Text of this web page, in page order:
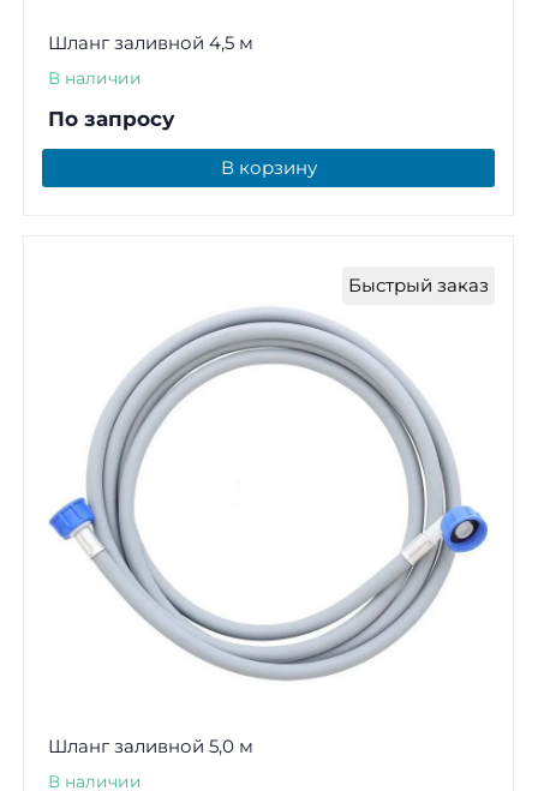
Шланг заливной 4,5 м
В наличии
По запросу
В корзину
Быстрый заказ
Шланг заливной 5,0 м
В наличии